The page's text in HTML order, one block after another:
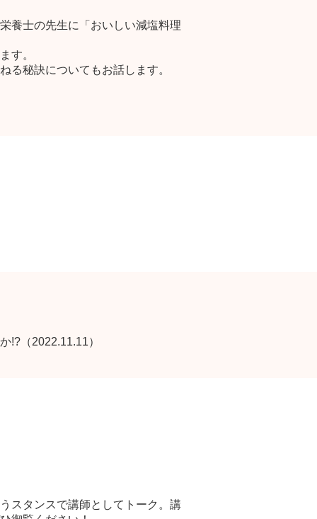
養士の先生に「おいしい減塩料理
す。
る秘訣についてもお話します。
!?（2022.11.11）
スタンスで講師としてトーク。講